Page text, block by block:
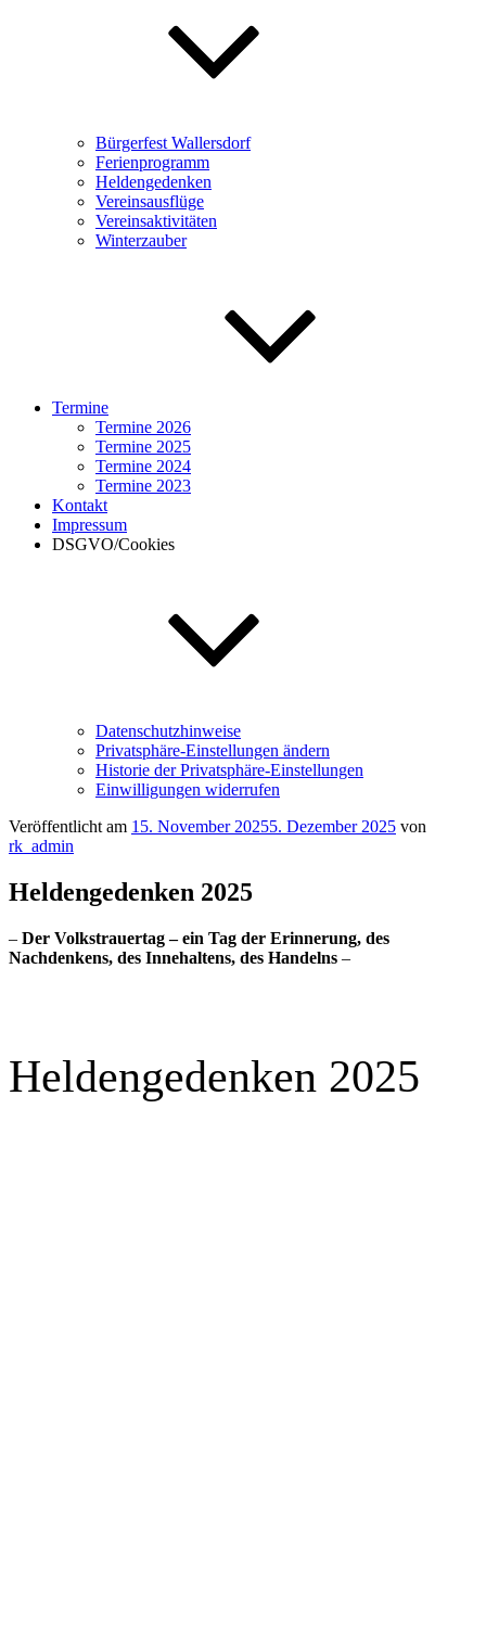
Bürgerfest Wallersdorf
Ferienprogramm
Heldengedenken
Vereinsausflüge
Vereinsaktivitäten
Winterzauber
Termine
Termine 2026
Termine 2025
Termine 2024
Termine 2023
Kontakt
Impressum
DSGVO/Cookies
Datenschutzhinweise
Privatsphäre-Einstellungen ändern
Historie der Privatsphäre-Einstellungen
Einwilligungen widerrufen
Veröffentlicht am 15. November 20255. Dezember 2025 von
rk_admin
Heldengedenken 2025
– Der Volkstrauertag – ein Tag der Erinnerung, des
Nachdenkens, des Innehaltens, des Handelns –
Heldengedenken 2025